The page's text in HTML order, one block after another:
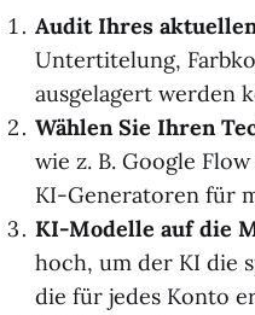
Audit Ihres
Untertitelung,
ausgelagert werden
Wählen Sie Ihren
wie z. B. Google
KI-Generatoren für
KI-Modelle auf die
hoch, um der KI die
die für jedes Konto